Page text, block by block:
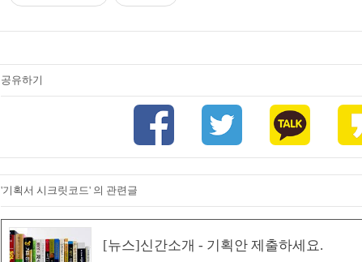
공유하기
'기획서 시크릿코드' 의 관련글
[뉴스]신간소개 - 기획안 제출하세요.